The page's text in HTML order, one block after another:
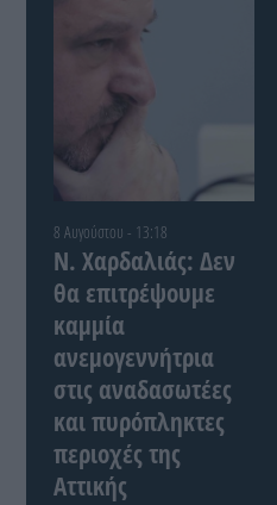
8 Αυγούστου - 13:18
Ν. Χαρδαλιάς: Δεν
θα επιτρέψουμε
καμμία
ανεμογεννήτρια
στις αναδασωτέες
και πυρόπληκτες
περιοχές της
Αττικής